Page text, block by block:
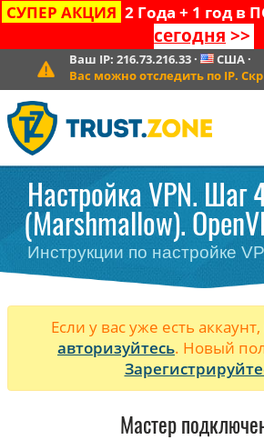
СУПЕР АКЦИЯ 2 Года + 1 год в
сегодня >>
Ваш IP: 216.73.216.33· США·
Вас можно отследить по IP.
Настройка VPN. Шаг
(Marshmallow).
Инструкции по настройке
Если у вас уже есть
авторизуйтесь. Новый
Мастер